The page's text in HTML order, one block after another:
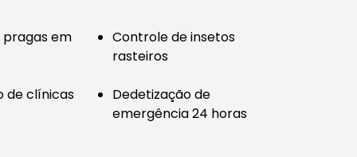
em
Controle de insetos
rasteiros
de clínicas
Dedetização de
emergência 24 horas